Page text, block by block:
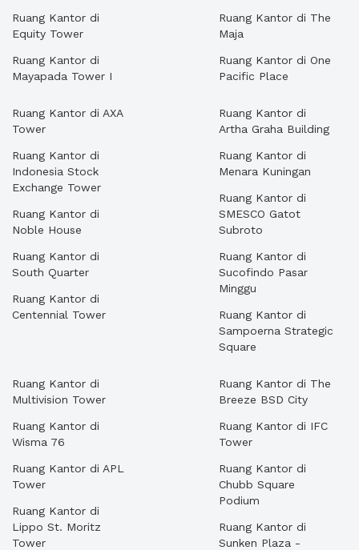
Ruang Kantor di
Equity Tower
Ruang Kantor di
Mayapada Tower I
Ruang Kantor di The
Maja
Ruang Kantor di One
Pacific Place
Ruang Kantor di AXA
Tower
Ruang Kantor di
Indonesia Stock
Exchange Tower
Ruang Kantor di
Noble House
Ruang Kantor di
South Quarter
Ruang Kantor di
Centennial Tower
Ruang Kantor di
Artha Graha Building
Ruang Kantor di
Menara Kuningan
Ruang Kantor di
SMESCO Gatot
Subroto
Ruang Kantor di
Sucofindo Pasar
Minggu
Ruang Kantor di
Sampoerna Strategic
Square
Ruang Kantor di
Multivision Tower
Ruang Kantor di
Wisma 76
Ruang Kantor di APL
Tower
Ruang Kantor di
Lippo St. Moritz
Tower
Ruang Kantor di The
Breeze BSD City
Ruang Kantor di IFC
Tower
Ruang Kantor di
Chubb Square
Podium
Ruang Kantor di
Sunken Plaza -